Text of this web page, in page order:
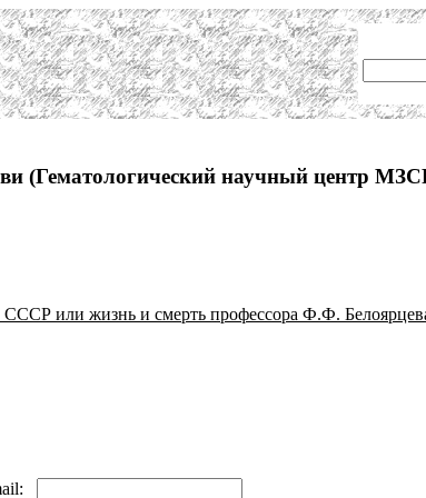
(Гематологический научный центр
СССР или жизнь и смерть профессора Ф.Ф.